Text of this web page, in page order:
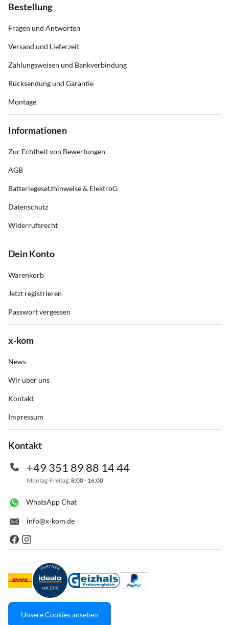
Bestellung
Fragen und Antworten
Versand und Lieferzeit
Zahlungsweisen und Bankverbindung
Rücksendung und Garantie
Montage
Informationen
Zur Echtheit von Bewertungen
AGB
Batteriegesetzhinweise & ElektroG
Datenschutz
Widerrufsrecht
Dein Konto
Warenkorb
Jetzt registrieren
Passwort vergessen
x-kom
News
Wir über uns
Kontakt
Impressum
Kontakt
+49 351 89 88 14 44
Montag-Freitag: 8:00 - 16:00
WhatsApp Chat
info@x-kom.de
Unsere Cookies ansehen